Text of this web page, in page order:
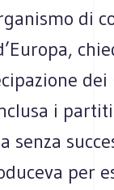
di
i
senza
per